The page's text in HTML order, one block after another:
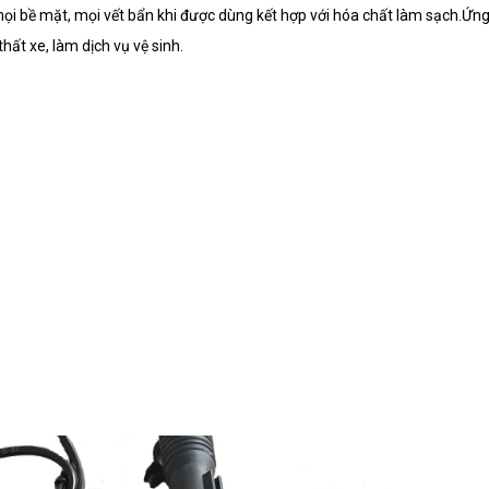
bề mặt, mọi vết bẩn khi được dùng kết hợp với hóa chất làm
xe, làm dịch vụ vệ sinh.